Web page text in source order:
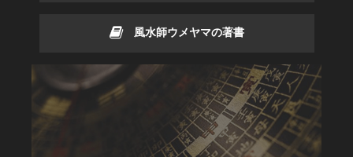
風水師ウメヤマの著書